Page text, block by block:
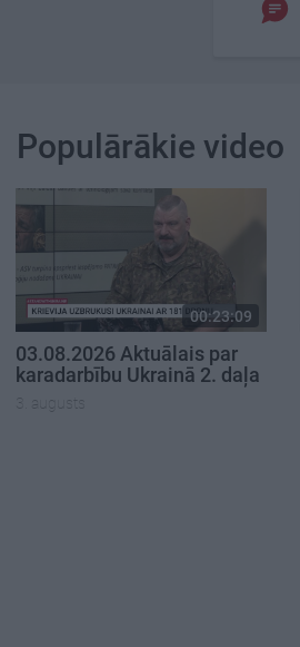
Populārākie video
00:23:09
03.08.2026 Aktuālais par
karadarbību Ukrainā 2. daļa
3. augusts